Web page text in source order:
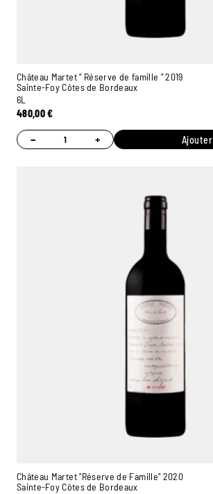
Château Martet " Réserve de famille " 2019
Sainte-Foy Côtes de Bordeaux
6L
480,00€
− + Ajouter
Château Martet "Réserve de Famille" 2020
Sainte-Foy Côtes de Bordeaux